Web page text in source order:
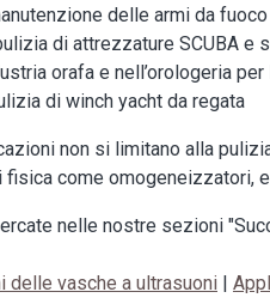
delle armi da fuoco
di attrezzature SCUBA e
orafa e nell’orologeria
di winch yacht da regata
non si limitano alla
fisica come omogeneizzatori,
nelle nostre sezioni
delle vasche a ultrasuoni